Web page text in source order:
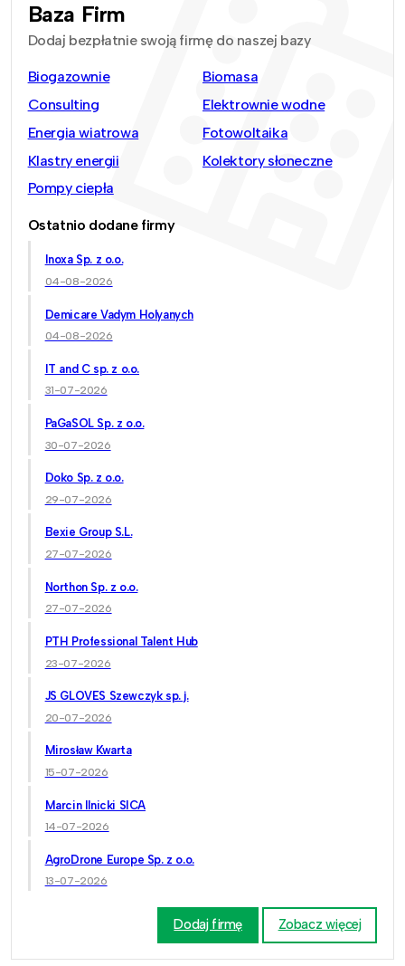
Baza Firm
Dodaj bezpłatnie swoją firmę do naszej bazy
Biogazownie
Biomasa
Consulting
Elektrownie wodne
Energia wiatrowa
Fotowoltaika
Klastry energii
Kolektory słoneczne
Pompy ciepła
Ostatnio dodane firmy
Inoxa Sp. z o.o.
04-08-2026
Demicare Vadym Holyanych
04-08-2026
IT and C sp. z o.o.
31-07-2026
PaGaSOL Sp. z o.o.
30-07-2026
Doko Sp. z o.o.
29-07-2026
Bexie Group S.L.
27-07-2026
Northon Sp. z o.o.
27-07-2026
PTH Professional Talent Hub
23-07-2026
JS GLOVES Szewczyk sp. j.
20-07-2026
Mirosław Kwarta
15-07-2026
Marcin Ilnicki SICA
14-07-2026
AgroDrone Europe Sp. z o.o.
13-07-2026
Dodaj firmę Zobacz więcej